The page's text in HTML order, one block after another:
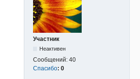
Участник
Неактивен
Сообщений: 40
Спасибо: 0